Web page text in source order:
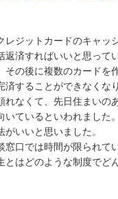
レジットカードのキャッ
返済すればいいと思って
その後に複数のカードを
済することができなくな
れなくて、先日住まいの
いているといわれました
がいいと思いました。
窓口では時間が限られて
とはどのような制度でど